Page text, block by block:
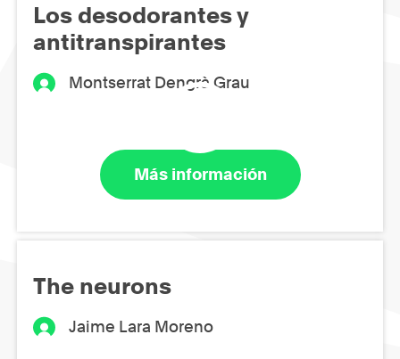
Los desodorantes y
antitranspirantes
Montserrat Dengrà Grau
Más información
The neurons
Jaime Lara Moreno